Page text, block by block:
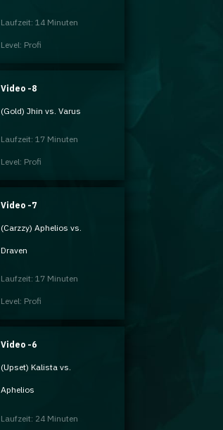
Laufzeit: 14 Minuten
Level: Profi
Video -8
(Gold) Jhin vs. Varus
Laufzeit: 17 Minuten
Level: Profi
Video -7
(Carzzy) Aphelios vs.
Draven
Laufzeit: 17 Minuten
Level: Profi
Video -6
(Upset) Kalista vs.
Aphelios
Laufzeit: 24 Minuten